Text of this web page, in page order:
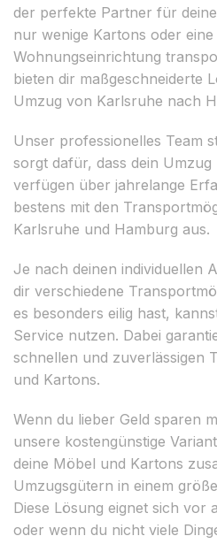
der perfekte Partner für
nur wenige Kartons oder
Wohnungseinrichtung
bieten dir maßgeschneiderte
Umzug von Karlsruhe nach
Unser professionelles Team
sorgt dafür, dass dein
verfügen über jahrelange
bestens mit den
Karlsruhe und Hamburg aus.
Je nach deinen individuellen
dir verschiedene
es besonders eilig hast,
Service nutzen. Dabei
schnellen und zuverlässigen
und Kartons.
Wenn du lieber Geld sparen
unsere kostengünstige
deine Möbel und Kartons
Umzugsgütern in einem
Diese Lösung eignet sich vor
oder wenn du nicht viele